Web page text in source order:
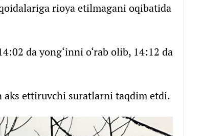
rioya etilmagani oqibatida
da yong‘inni o‘rab olib, 14:12 da
aks ettiruvchi suratlarni taqdim etdi.